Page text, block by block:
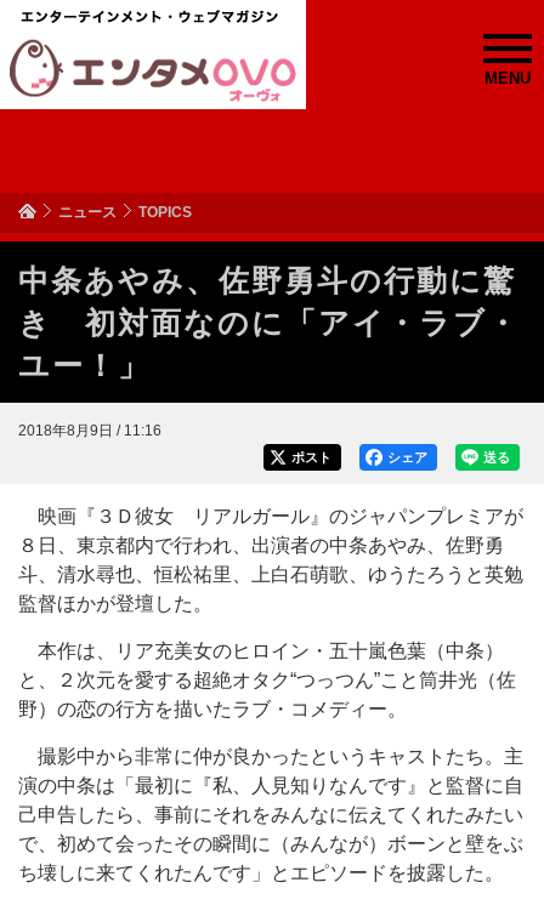
MENU
ニュース TOPICS
中条あやみ、佐野勇斗の行動に驚
き 初対面なのに「アイ・ラブ・
ユー！」
2018年8月9日 / 11:16
送る
シェア
ポスト
映画『３Ｄ彼女 リアルガール』のジャパンプレミアが
８日、東京都内で行われ、出演者の中条あやみ、佐野勇
斗、清水尋也、恒松祐里、上白石萌歌、ゆうたろうと英勉
監督ほかが登壇した。
本作は、リア充美女のヒロイン・五十嵐色葉（中条）
と、２次元を愛する超絶オタク“つっつん”こと筒井光（佐
野）の恋の行方を描いたラブ・コメディー。
撮影中から非常に仲が良かったというキャストたち。主
演の中条は「最初に『私、人見知りなんです』と監督に自
己申告したら、事前にそれをみんなに伝えてくれたみたい
で、初めて会ったその瞬間に（みんなが）ボーンと壁をぶ
ち壊しに来てくれたんです」とエピソードを披露した。